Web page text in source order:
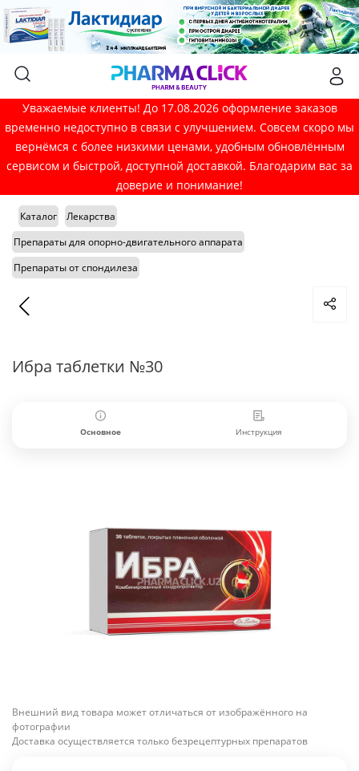
Уважаемые клиенты! До 17.08.2026 оформление заказов
временно недоступно в связи с улучшением. Совсем скоро мы
вернёмся с более низкими ценами, удобным обновлённым
сервисом и быстрой, доступной доставкой. Благодарим вас за
доверие и понимание!
Каталог
Лекарства
Препараты для опорно-двигательного аппарата
Препараты от спондилеза
Ибра таблетки №30
Основное Инструкция
Внешний вид товара может отличаться от изображённого на
фотографии
Доставка осуществляется только безрецептурных препаратов